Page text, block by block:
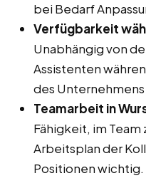
bei Bedarf
Verfügbarkeit
Unabhängig von
Assistenten
des
Teamarbeit in
Fähigkeit, im Team
Arbeitsplan der
Positionen wichtig.